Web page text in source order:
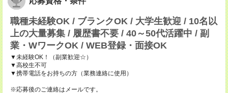
職種未経験OK / ブランクOK / 大学生歓迎 / 10名以
上の大量募集 / 履歴書不要 / 40～50代活躍中 / 副
業・WワークOK / WEB登録・面接OK
▼未経験OK！（副業歓迎☆）
▼高校生不可
▼携帯電話をお持ちの方（業務連絡に使用）
※応募後のご連絡はメールです。